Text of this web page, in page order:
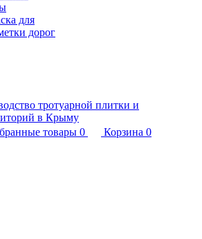
для
дорог
товары 0 Корзина 0